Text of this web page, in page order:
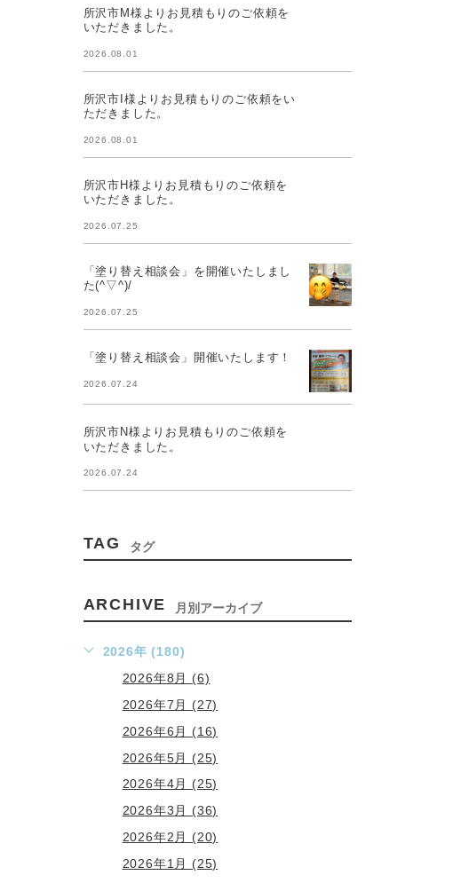
所沢市M様よりお見積もりのご依頼を
いただきました。
2026.08.01
所沢市I様よりお見積もりのご依頼をい
ただきました。
2026.08.01
所沢市H様よりお見積もりのご依頼を
いただきました。
2026.07.25
「塗り替え相談会」を開催いたしまし
た(^▽^)/
2026.07.25
「塗り替え相談会」開催いたします！
2026.07.24
所沢市N様よりお見積もりのご依頼を
いただきました。
2026.07.24
TAG タグ
ARCHIVE 月別アーカイブ
2026年 (180)
2026年8月 (6)
2026年7月 (27)
2026年6月 (16)
2026年5月 (25)
2026年4月 (25)
2026年3月 (36)
2026年2月 (20)
2026年1月 (25)